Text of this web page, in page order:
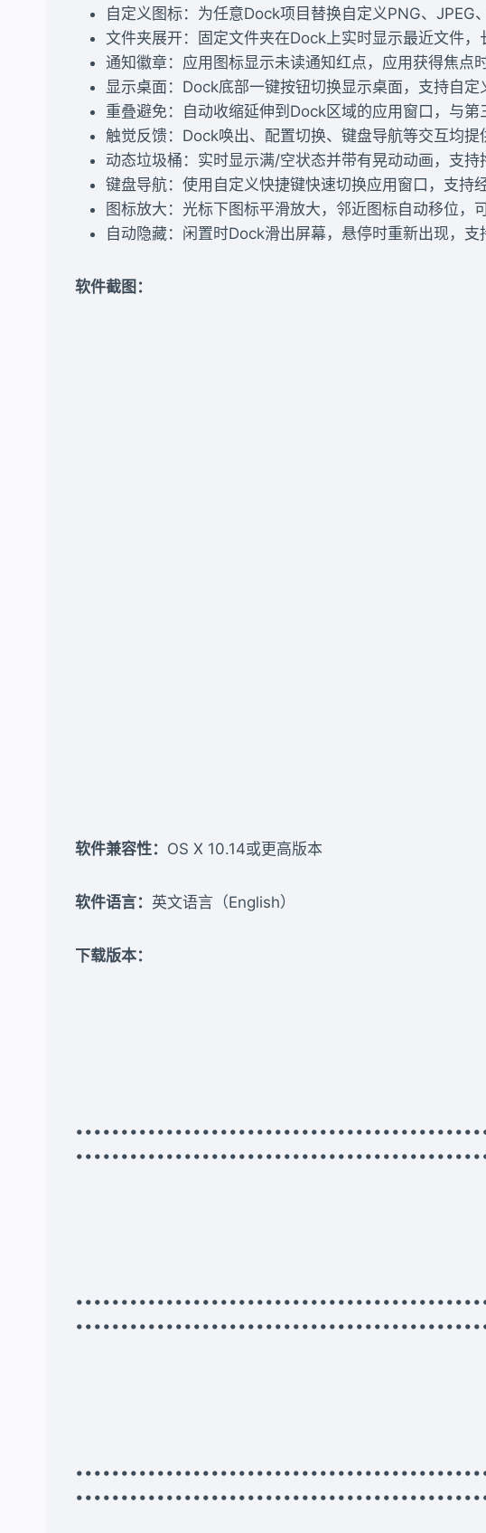
自定义图标：为任意Dock项目替换自定义PNG、JPEG
文件夹展开：固定文件夹在Dock上实时显示最近文件，
通知徽章：应用图标显示未读通知红点，应用获得焦点
显示桌面：Dock底部一键按钮切换显示桌面，支持自定
重叠避免：自动收缩延伸到Dock区域的应用窗口，与第
触觉反馈：Dock唤出、配置切换、键盘导航等交互均提
动态垃圾桶：实时显示满/空状态并带有晃动动画，支持
键盘导航：使用自定义快捷键快速切换应用窗口，支持
图标放大：光标下图标平滑放大，邻近图标自动移位，
自动隐藏：闲置时Dock滑出屏幕，悬停时重新出现，支
软件截图：
软件兼容性： OS X 10.14或更高版本
软件语言： 英文语言（English）
下载版本：​